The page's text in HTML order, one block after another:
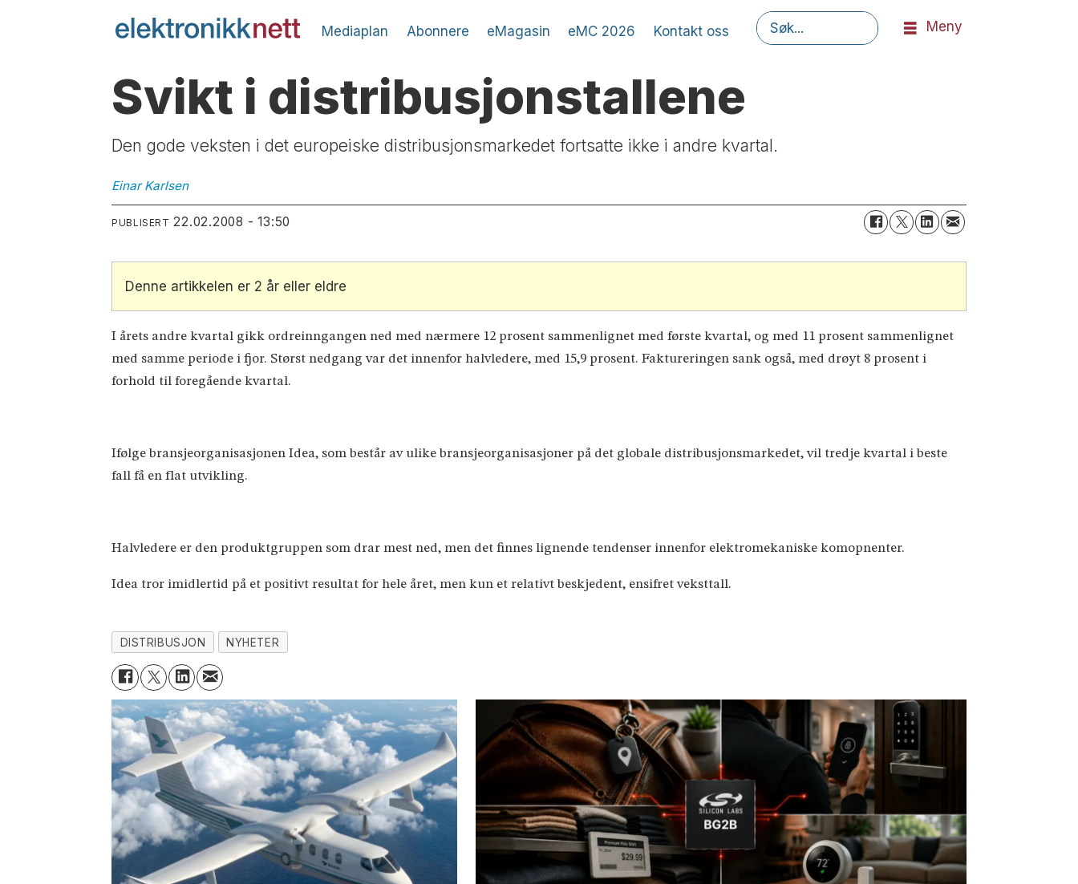
Mediaplan Abonnere eMagasin eMC 2026 Kontakt oss Søk
Meny
Svikt i distribusjonstallene
Den gode veksten i det europeiske distribusjonsmarkedet fortsatte ikke i andre kvartal.
Einar Karlsen
PUBLISERT 22.02.2008 - 13:50
Denne artikkelen er 2 år eller eldre
I årets andre kvartal gikk ordreinngangen ned med nærmere 12 prosent sammenlignet med første kvartal, og med 11 prosent sammenlignet
med samme periode i fjor. Størst nedgang var det innenfor halvledere, med 15,9 prosent. Faktureringen sank også, med drøyt 8 prosent i
forhold til foregående kvartal.
Ifølge bransjeorganisasjonen Idea, som består av ulike bransjeorganisasjoner på det globale distribusjonsmarkedet, vil tredje kvartal i beste
fall få en flat utvikling.
Halvledere er den produktgruppen som drar mest ned, men det finnes lignende tendenser innenfor elektromekaniske komopnenter.
Idea tror imidlertid på et positivt resultat for hele året, men kun et relativt beskjedent, ensifret veksttall.
DISTRIBUSJON NYHETER